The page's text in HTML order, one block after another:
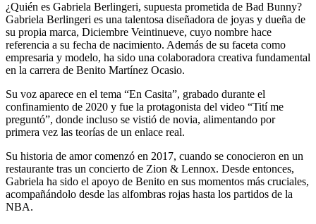
¿Quién es Gabriela Berlingeri, supuesta prometida de Bad Bunny?
Gabriela Berlingeri es una talentosa diseñadora de joyas y dueña de
su propia marca, Diciembre Veintinueve, cuyo nombre hace
referencia a su fecha de nacimiento. Además de su faceta como
empresaria y modelo, ha sido una colaboradora creativa fundamental
en la carrera de Benito Martínez Ocasio.
Su voz aparece en el tema “En Casita”, grabado durante el
confinamiento de 2020 y fue la protagonista del video “Tití me
preguntó”, donde incluso se vistió de novia, alimentando por
primera vez las teorías de un enlace real.
Su historia de amor comenzó en 2017, cuando se conocieron en un
restaurante tras un concierto de Zion & Lennox. Desde entonces,
Gabriela ha sido el apoyo de Benito en sus momentos más cruciales,
acompañándolo desde las alfombras rojas hasta los partidos de la
NBA.